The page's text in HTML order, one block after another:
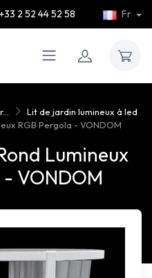
+33 2 52 44 52 58 Fr
Lit de jardin lumineux à led
RGB Pergola - VONDOM
Lumineux
- VONDOM